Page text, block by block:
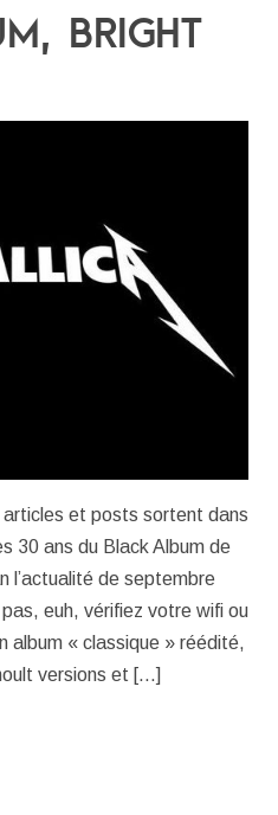
BRIGHT
articles et posts sortent dans
30 ans du Black Album de
l’actualité de septembre
euh, vérifiez votre wifi ou
« classique » réédité,
versions et […]